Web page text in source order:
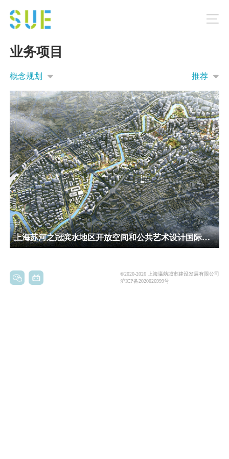
业务项目
概念规划 推荐
上海苏河之冠滨水地区开放空间和公共艺术设计国际方案征集
©2020-2026 上海瀛舫城市建设发展有限公司
沪ICP备2020026999号